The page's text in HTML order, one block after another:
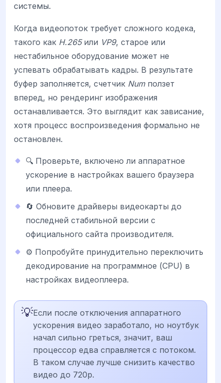
системы.
Когда видеопоток требует сложного кодека,
такого как H.265или VP9, старое или
нестабильное оборудование может не
успевать обрабатывать кадры. В результате
буфер заполняется, счетчик Numползет
вперед, но рендеринг изображения
останавливается. Это выглядит как зависание,
хотя процесс воспроизведения формально не
остановлен.
🔍 Проверьте, включено ли аппаратное
ускорение в настройках вашего браузера
или плеера.
🔄 Обновите драйверы видеокарты до
последней стабильной версии с
официального сайта производителя.
⚙️ Попробуйте принудительно переключить
декодирование на программное (CPU) в
настройках видеоплеера.
💡Если после отключения аппаратного
ускорения видео заработало, но ноутбук
начал сильно греться, значит, ваш
процессор едва справляется с потоком.
В таком случае лучше снизить качество
видео до 720p.